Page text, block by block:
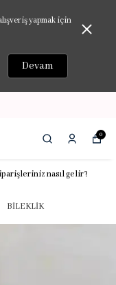
yapmak için
Devam
0
nasıl gelir?
BİLEKLİK